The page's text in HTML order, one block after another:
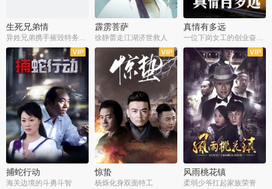
生死兄弟情
异姓兄弟携手摧毁特务阴谋
霹雳菩萨
徐静蕾走江湖济世救人
真情有多远
一位下岗女工的创业奋斗史
全22集
捕蛇行动
海关边境的斗勇斗智
全39集
惊蛰
杨烁化身双面特工
全36集
风雨桃花镇
柔弱少爷扛起家族荣誉